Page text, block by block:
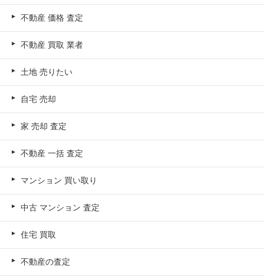
不動産 価格 査定
不動産 買取 業者
土地 売りたい
自宅 売却
家 売却 査定
不動産 一括 査定
マンション 買い取り
中古 マンション 査定
住宅 買取
不動産の査定